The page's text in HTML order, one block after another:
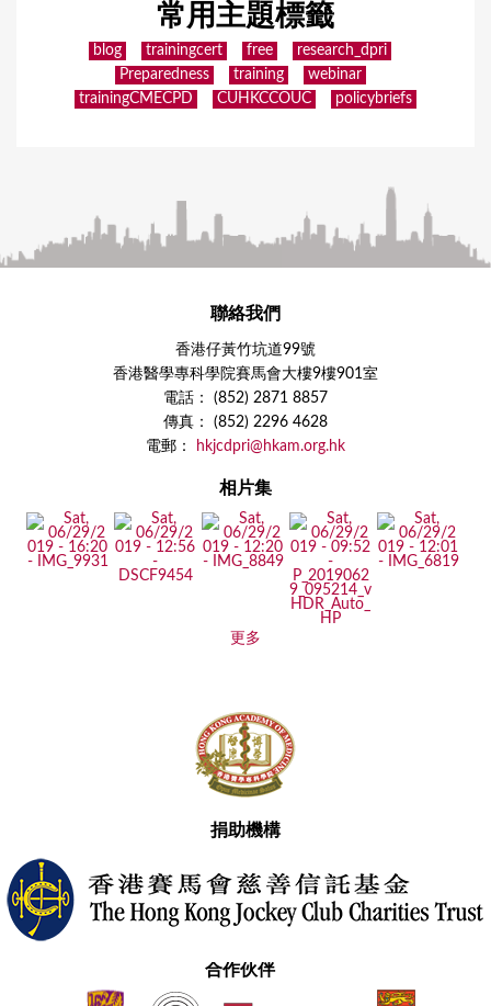
常用主題標籤
blog trainingcert free
research_dpri
Preparedness
training
webinar
trainingCMECPD
CUHKCCOUC policybriefs
聯絡我們
香港仔黃竹坑道99號
香港醫學專科學院賽馬會大樓9樓901室
電話： (852) 2871 8857
傳真： (852) 2296 4628
電郵：
hkjcdpri@hkam.org.hk
相片集
更多
捐助機構
合作伙伴